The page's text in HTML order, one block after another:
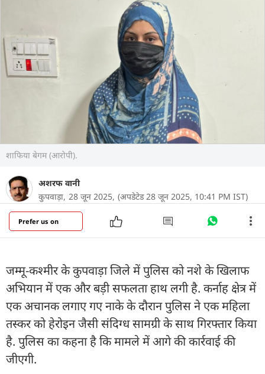
शाफिया बेगम (आरोपी).
अशरफ वानी
कुपवाड़ा, 28 जून 2025, (अपडेटेड 28 जून 2025, 10:41 PM IST)
Prefer us on
जम्मू-कश्मीर के कुपवाड़ा जिले में पुलिस को नशे के खिलाफ
अभियान में एक और बड़ी सफलता हाथ लगी है. कर्नाह क्षेत्र में
एक अचानक लगाए गए नाके के दौरान पुलिस ने एक महिला
तस्कर को हेरोइन जैसी संदिग्ध सामग्री के साथ गिरफ्तार किया
है. पुलिस का कहना है कि मामले में आगे की कार्रवाई की
जीएगी.